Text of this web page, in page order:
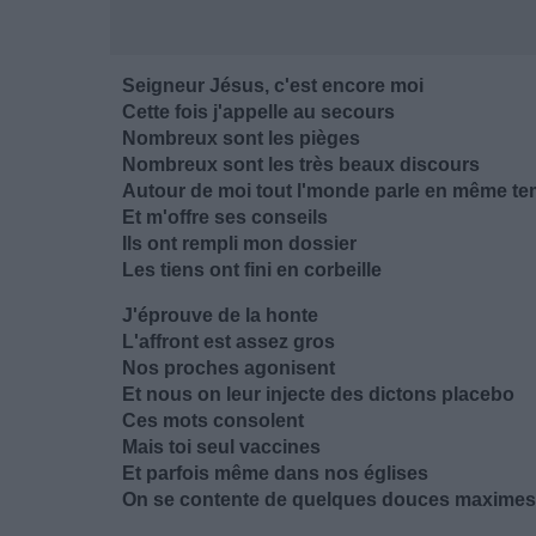
Seigneur Jésus, c'est encore moi
Cette fois j'appelle au secours
Nombreux sont les pièges
Nombreux sont les très beaux discours
Autour de moi tout l'monde parle en même
Et m'offre ses conseils
Ils ont rempli mon dossier
Les tiens ont fini en corbeille
J'éprouve de la honte
L'affront est assez gros
Nos proches agonisent
Et nous on leur injecte des dictons placebo
Ces mots consolent
Mais toi seul vaccines
Et parfois même dans nos églises
On se contente de quelques douces maximes